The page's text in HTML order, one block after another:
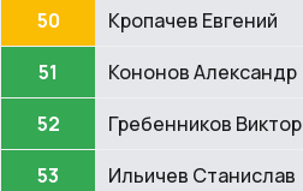
50
Кропачев Евгений
51
Кононов Александр
52
Гребенников Виктор
53
Ильичев Станислав